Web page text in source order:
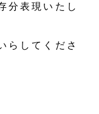
分表現いたし
らしてくださ